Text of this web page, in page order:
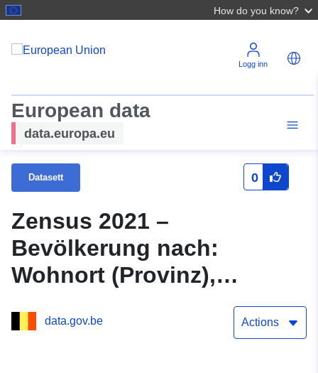
How do you know?
Logg inn
European data
data.europa.eu
Datasett 0
Zensus 2021 –
Bevölkerung nach:
Wohnort (Provinz),
Geschlecht, Alter (M),
Stellung im Haushalt (H)
data.gov.be Actions